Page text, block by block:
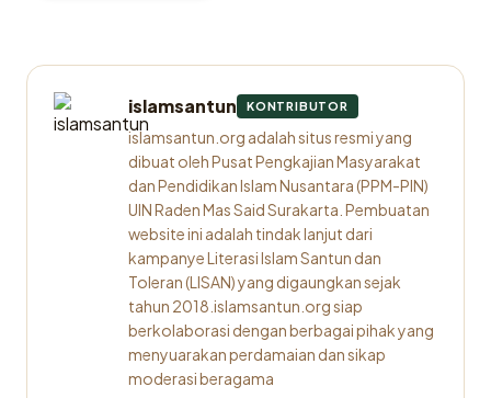
islamsantun KONTRIBUTOR
islamsantun.org adalah situs resmi yang
dibuat oleh Pusat Pengkajian Masyarakat
dan Pendidikan Islam Nusantara (PPM-PIN)
UIN Raden Mas Said Surakarta. Pembuatan
website ini adalah tindak lanjut dari
kampanye Literasi Islam Santun dan
Toleran (LISAN) yang digaungkan sejak
tahun 2018.islamsantun.org siap
berkolaborasi dengan berbagai pihak yang
menyuarakan perdamaian dan sikap
moderasi beragama